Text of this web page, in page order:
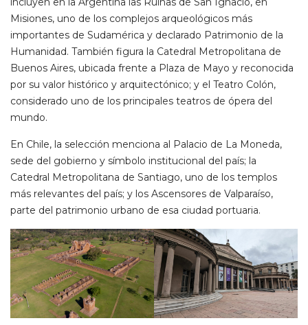
Misiones, uno de los complejos arqueológicos más
importantes de Sudamérica y declarado Patrimonio de la
Humanidad. También figura la Catedral Metropolitana de
Buenos Aires, ubicada frente a Plaza de Mayo y reconocida
por su valor histórico y arquitectónico; y el Teatro Colón,
considerado uno de los principales teatros de ópera del
mundo.
En Chile, la selección menciona al Palacio de La Moneda,
sede del gobierno y símbolo institucional del país; la
Catedral Metropolitana de Santiago, uno de los templos
más relevantes del país; y los Ascensores de Valparaíso,
parte del patrimonio urbano de esa ciudad portuaria.